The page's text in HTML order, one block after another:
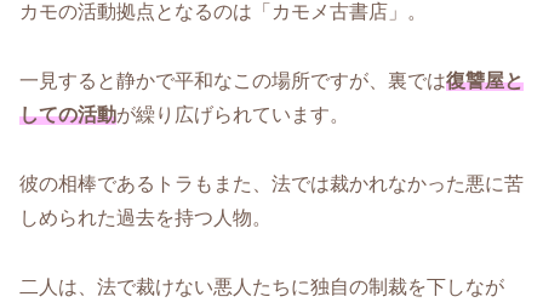
カモの活動拠点となるのは「カモメ古書店」。
一見すると静かで平和なこの場所ですが、裏では復讐屋と
しての活動が繰り広げられています。
彼の相棒であるトラもまた、法では裁かれなかった悪に苦
しめられた過去を持つ人物。
二人は、法で裁けない悪人たちに独自の制裁を下しなが